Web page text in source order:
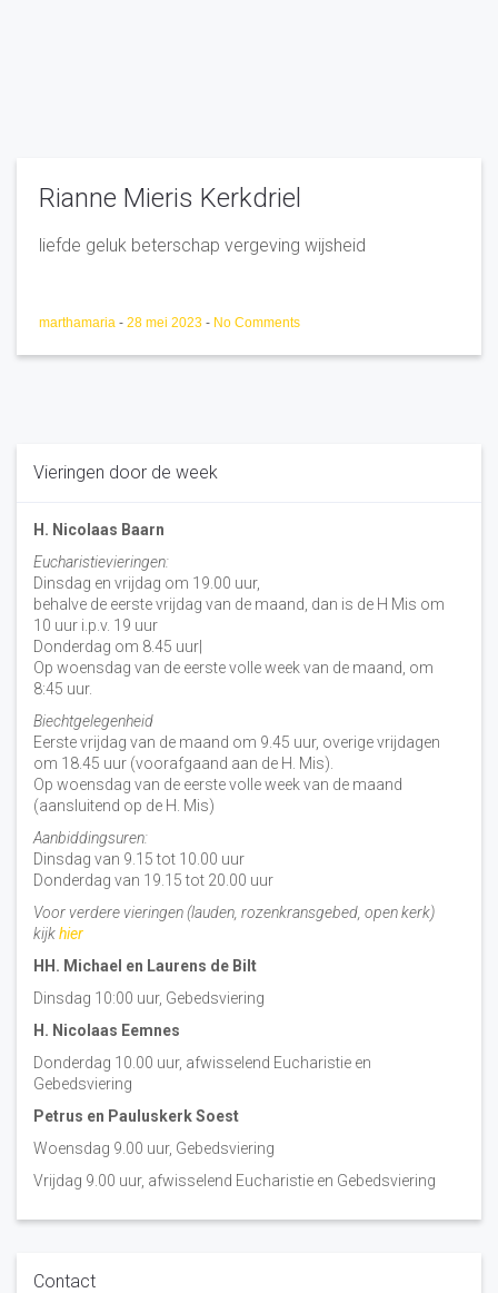
Rianne Mieris Kerkdriel
liefde geluk beterschap vergeving wijsheid
marthamaria - 28 mei 2023 - No Comments
Vieringen door de week
H. Nicolaas Baarn
Eucharistievieringen:
Dinsdag en vrijdag om 19.00 uur,
behalve de eerste vrijdag van de maand, dan is de H Mis om
10 uur i.p.v. 19 uur
Donderdag om 8.45 uur|
Op woensdag van de eerste volle week van de maand, om
8:45 uur.
Biechtgelegenheid
Eerste vrijdag van de maand om 9.45 uur, overige vrijdagen
om 18.45 uur (voorafgaand aan de H. Mis).
Op woensdag van de eerste volle week van de maand
(aansluitend op de H. Mis)
Aanbiddingsuren:
Dinsdag van 9.15 tot 10.00 uur
Donderdag van 19.15 tot 20.00 uur
Voor verdere vieringen (lauden, rozenkransgebed, open kerk)
kijkhier
HH. Michael en Laurens de Bilt
Dinsdag 10:00 uur, Gebedsviering
H. Nicolaas Eemnes
Donderdag 10.00 uur, afwisselend Eucharistie en
Gebedsviering
Petrus en Pauluskerk Soest
Woensdag 9.00 uur, Gebedsviering
Vrijdag 9.00 uur, afwisselend Eucharistie en Gebedsviering
Contact